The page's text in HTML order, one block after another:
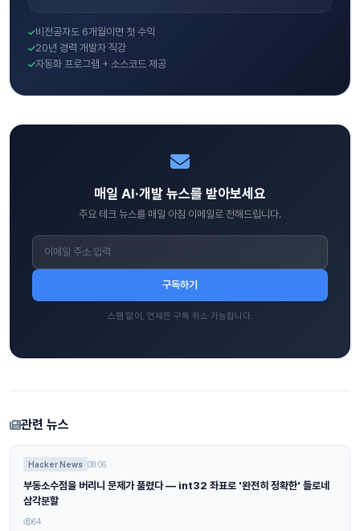
비전공자도 6개월이면 첫 수익
20년 경력 개발자 직강
자동화 프로그램 + 소스코드 제공
매일 AI·개발 뉴스를 받아보세요
주요 테크 뉴스를 매일 아침 이메일로 전해드립니다.
구독하기
스팸 없이, 언제든 구독 취소 가능합니다.
관련 뉴스
Hacker News 08.06
부동소수점을 버리니 문제가 풀렸다 — int32 좌표로 '완전히 정확한' 들로네
삼각분할
64